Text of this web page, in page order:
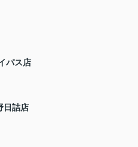
パス店
日詰店